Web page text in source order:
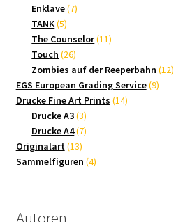
Enklave 77
TANK 55
Produkte
The Counselor 1111
Touch 2626
Produkte
Zombies auf der Reeperbahn 1212
EGS European Grading Service 99
Drucke Fine Art Prints 1414
Drucke A3 33
Produkte
Drucke A4 77
Originalart 1313
Produkte
Sammelfiguren 44
Autoren